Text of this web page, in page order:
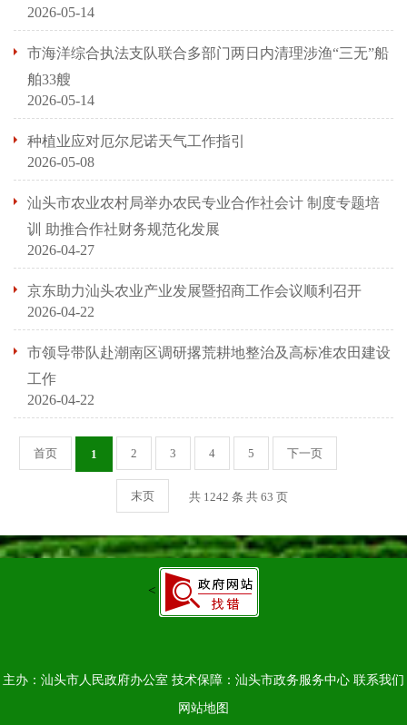
2026-05-14
市海洋综合执法支队联合多部门两日内清理涉渔“三无”船
舶33艘
2026-05-14
种植业应对厄尔尼诺天气工作指引
2026-05-08
汕头市农业农村局举办农民专业合作社会计 制度专题培
训 助推合作社财务规范化发展
2026-04-27
京东助力汕头农业产业发展暨招商工作会议顺利召开
2026-04-22
市领导带队赴潮南区调研撂荒耕地整治及高标准农田建设
工作
2026-04-22
首页 1 2 3 4 5 下一页
末页 共 1242 条 共 63 页
<
主办：汕头市人民政府办公室 技术保障：汕头市政务服务中心 联系我们
网站地图